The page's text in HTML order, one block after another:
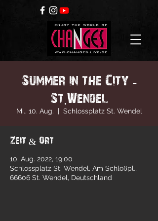
Summer in the City -
St.Wendel
Mi., 10. Aug.
  |
Schlossplatz St. Wendel
Zeit & Ort
10. Aug. 2022, 19:00
Schlossplatz St. Wendel, Am Schloßpl.,
66606 St. Wendel, Deutschland